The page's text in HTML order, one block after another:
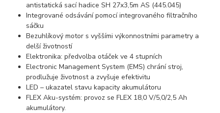
antistatická sací hadice SH 27x3,5m AS (445.045)
Integrované odsávání pomocí integrovaného filtračního
sáčku
Bezuhlíkový motor s vyššími výkonnostními parametry a
delší životností
Elektronika: předvolba otáček ve 4 stupních
Electronic Management System (EMS) chrání stroj,
prodlužuje životnost a zvyšuje efektivitu
LED – ukazatel stavu kapacity akumulátoru
FLEX Aku-systém: provoz se FLEX 18,0 V/5,0/2,5 Ah
akumulátory.